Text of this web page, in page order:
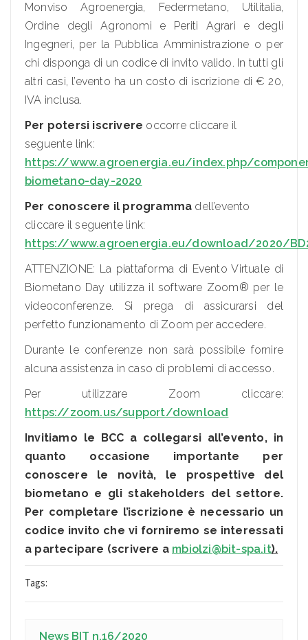
Monviso Agroenergia, Federmetano, Utilitalia,
Ordine degli Agronomi e Periti Agrari e degli
Ingegneri, per la Pubblica Amministrazione o per
chi disponga di un codice di invito valido. In tutti gli
altri casi, l’evento ha un costo di iscrizione di € 20,
IVA inclusa.
Per potersi iscrivere occorre cliccare il
seguente link:
https://www.agroenergia.eu/index.php/
biometano-day-2020
Per conoscere il programma dell’evento
cliccare il seguente link:
https://www.agroenergia.eu/download/2020/
ATTENZIONE: La piattaforma di Evento Virtuale di
Biometano Day utilizza il software Zoom® per le
videoconferenze. Si prega di assicurarsi del
perfetto funzionamento di Zoom per accedere.
Durante le conferenze non sarà possibile fornire
alcuna assistenza in caso di problemi di accesso.
Per utilizzare Zoom cliccare:
https://zoom.us/support/download
Invitiamo le BCC a collegarsi all’evento, in
quanto occasione importante per
conoscere le novità, le prospettive del
biometano e gli stakeholders del settore.
Per completare l’iscrizione è necessario un
codice invito che vi forniremo se interessati
a partecipare (scrivere a mbiolzi@bit-spa.it).
Tags:
News BIT n.16/2020